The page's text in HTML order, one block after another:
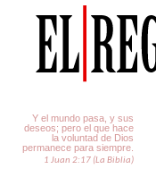
Y el mundo pasa, y sus
deseos; pero el que hace
la voluntad de Dios
permanece para siempre.
1 Juan 2:17 (La Biblia)